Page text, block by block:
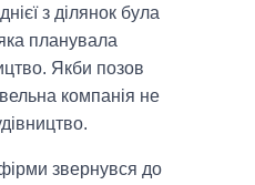
з ділянок була
планувала
Якби позов
компанія не
звернувся до